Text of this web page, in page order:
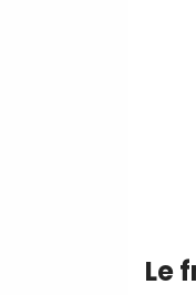
Le